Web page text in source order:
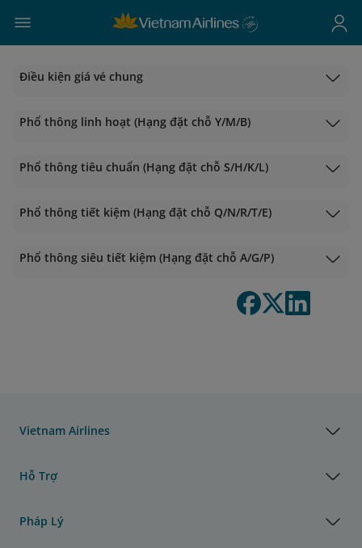
Điều kiện giá vé chung
Phổ thông linh hoạt (Hạng đặt chỗ Y/M/B)
Phổ thông tiêu chuẩn (Hạng đặt chỗ S/H/K/L)
Phổ thông tiết kiệm (Hạng đặt chỗ Q/N/R/T/E)
Phổ thông siêu tiết kiệm (Hạng đặt chỗ A/G/P)
Vietnam Airlines
Hỗ Trợ
Pháp Lý